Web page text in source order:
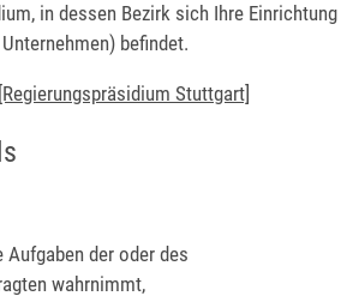
in dessen Bezirk sich Ihre Einrichtung
befindet.
Stuttgart]
Aufgaben der oder des
wahrnimmt,